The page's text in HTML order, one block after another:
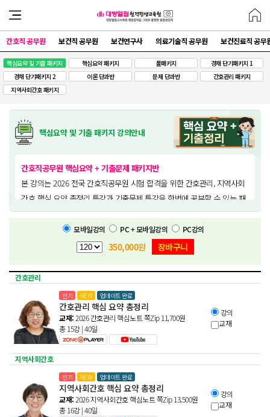
간호직 공무원 보건직 공무원 보건연구사 의료기술직 공무원 보건진료직 공무
핵심요약 및 기출 패키지 핵심요약 패키지 풀패키지
경채 단기패키지 1
경채 단기패키지 2
이론 단과반 문제 단과반
간호관리 패키지
지역사회간호 패키지
핵심요약 및 기출 패키지 강의안내
간호직공무원 핵심요약 + 기출문제 패키지반
본 강의는 2026 전국 간호직공무원 시험 합격을 위한 간호관리, 지역사회
간호 핵심 요약 총정리 특강과 기출문제 특강을 한번에 공부할 수 있는 패
키지반입니다.
모바일강의 PC + 모바일강의 PC강의
350,000원 장바구니
간호관리
인기 NEW 업데이트 완료
간호관리 핵심 요약 총정리
교재:2026 간호관리 핵심노트 쪽Zip11,700원
총 15강 | 40일
강의
교재
지역사회간호
인기 NEW 업데이트 완료
지역사회간호 핵심 요약 총정리
교재:2026 지역사회간호 핵심노트 쪽Zip13,500원
총 16강 | 40일
강의
교재